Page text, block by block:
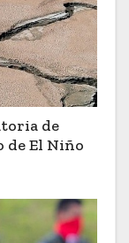
de
de El Niño